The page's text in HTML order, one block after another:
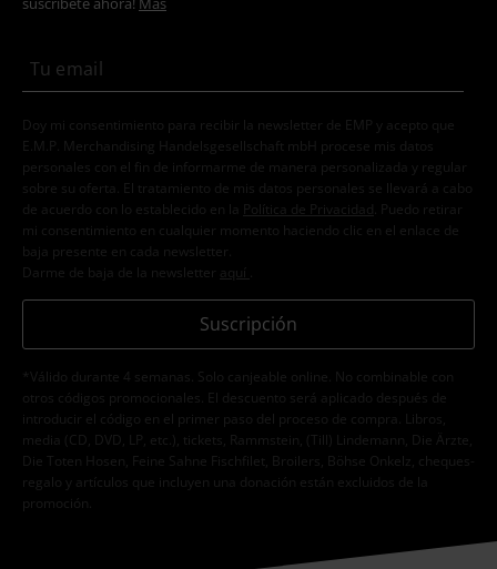
Doy mi consentimiento para recibir la newsletter de EMP y acepto que
E.M.P. Merchandising Handelsgesellschaft mbH procese mis datos
personales con el fin de informarme de manera personalizada y regular
sobre su oferta. El tratamiento de mis datos personales se llevará a cabo
de acuerdo con lo establecido en la
Política de Privacidad . Puedo retirar
mi consentimiento en cualquier momento haciendo clic en el enlace de
baja presente en cada newsletter.
Darme de baja de la newsletter
aquí
Suscripción
*Válido durante 4 semanas. Solo canjeable online. No combinable con
otros códigos promocionales. El descuento será aplicado después de
introducir el código en el primer paso del proceso de compra. Libros,
media (CD, DVD, LP, etc.), tickets, Rammstein, (Till) Lindemann, Die Ärzte,
Die Toten Hosen, Feine Sahne Fischfilet, Broilers, Böhse Onkelz, cheques-
regalo y artículos que incluyen una donación están excluidos de la
promoción.